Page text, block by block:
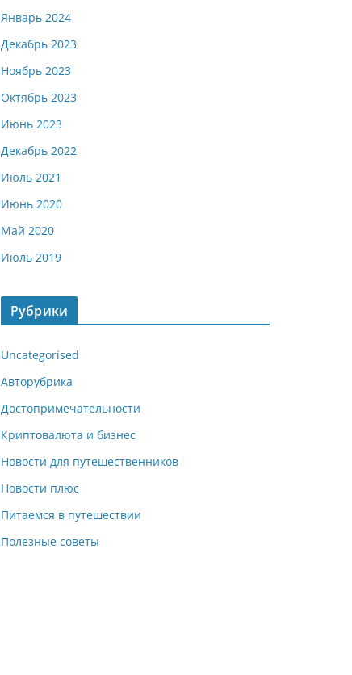
Январь 2024
Декабрь 2023
Ноябрь 2023
Октябрь 2023
Июнь 2023
Декабрь 2022
Июль 2021
Июнь 2020
Май 2020
Июль 2019
Рубрики
Uncategorised
Авторубрика
Достопримечательности
Криптовалюта и бизнес
Новости для путешественников
Новости плюс
Питаемся в путешествии
Полезные советы